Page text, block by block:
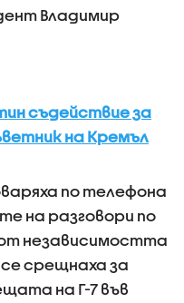
Владимир
съдействие за
на Кремъл
по телефона
на разговори по
независимостта
срещнаха за
на Г-7 във